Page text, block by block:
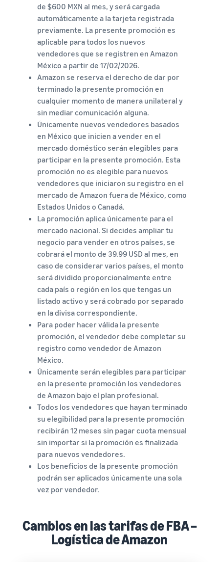
de $600 MXN al mes, y será cargada
automáticamente a la tarjeta registrada
previamente. La presente promoción es
aplicable para todos los nuevos
vendedores que se registren en Amazon
México a partir de 17/02/2026.
Amazon se reserva el derecho de dar por
terminado la presente promoción en
cualquier momento de manera unilateral y
sin mediar comunicación alguna.
Únicamente nuevos vendedores basados
en México que inicien a vender en el
mercado doméstico serán elegibles para
participar en la presente promoción. Esta
promoción no es elegible para nuevos
vendedores que iniciaron su registro en el
mercado de Amazon fuera de México, como
Estados Unidos o Canadá.
La promoción aplica únicamente para el
mercado nacional. Si decides ampliar tu
negocio para vender en otros países, se
cobrará el monto de 39.99 USD al mes, en
caso de considerar varios países, el monto
será dividido proporcionalmente entre
cada país o región en los que tengas un
listado activo y será cobrado por separado
en la divisa correspondiente.
Para poder hacer válida la presente
promoción, el vendedor debe completar su
registro como vendedor de Amazon
México.
Únicamente serán elegibles para participar
en la presente promoción los vendedores
de Amazon bajo el plan profesional.
Todos los vendedores que hayan terminado
su elegibilidad para la presente promoción
recibirán 12 meses sin pagar cuota mensual
sin importar si la promoción es finalizada
para nuevos vendedores.
Los beneficios de la presente promoción
podrán ser aplicados únicamente una sola
vez por vendedor.
Cambios en las tarifas de FBA –
Logística de Amazon